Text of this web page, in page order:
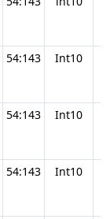
54:143 Int10
54:143 Int10
54:143 Int10